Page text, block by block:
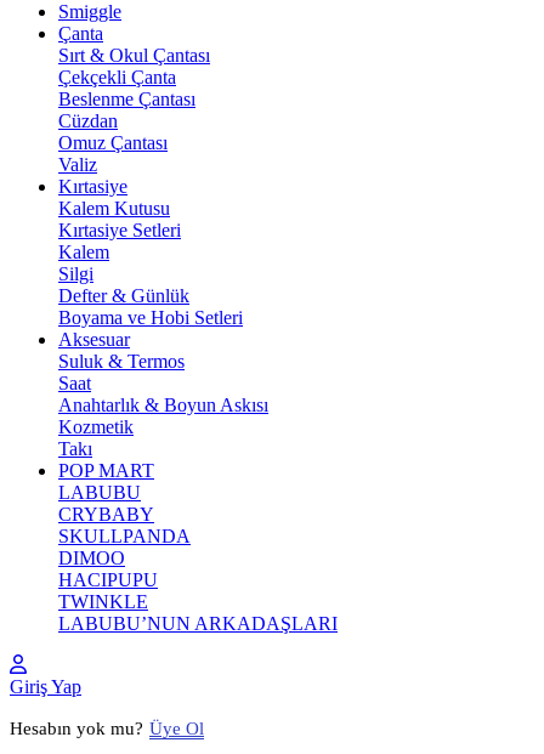
Smiggle
Çanta
Sırt & Okul Çantası
Çekçekli Çanta
Beslenme Çantası
Cüzdan
Omuz Çantası
Valiz
Kırtasiye
Kalem Kutusu
Kırtasiye Setleri
Kalem
Silgi
Defter & Günlük
Boyama ve Hobi Setleri
Aksesuar
Suluk & Termos
Saat
Anahtarlık & Boyun Askısı
Kozmetik
Takı
POP MART
LABUBU
CRYBABY
SKULLPANDA
DIMOO
HACIPUPU
TWINKLE
LABUBU’NUN ARKADAŞLARI
Giriş Yap
Hesabın yok mu? Üye Ol